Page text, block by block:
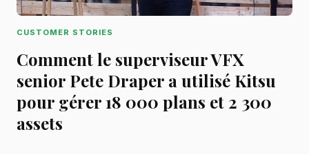
CUSTOMER STORIES
Comment le superviseur VFX
senior Pete Draper a utilisé Kitsu
pour gérer 18 000 plans et 2 300
assets